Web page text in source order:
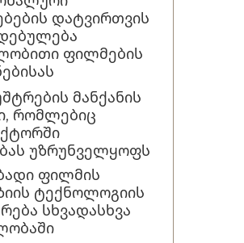
დატვირთვის
ფილმების
მანქანის
რომლებიც
უზრუნველყოფს
ფილმის
ტექნოლოგიის
სხვადასხვა